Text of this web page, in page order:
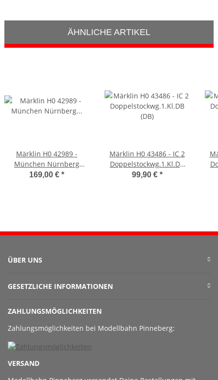
ÄHNLICHE ARTIKEL
Märklin H0 42989 -
München Nürnberg
Express (DB)
169,00 € *
Märklin H0 43486 - IC 2
Doppelstockwg.1.Kl.DB
(DB)
99,90 € *
ÜBER UNS
GESETZLICHE INFORMATIONEN
ZAHLUNGSMÖGLICHKEITEN
Zahlungsmöglichkeiten bei Modellbahn Pinneberg:
VERSAND